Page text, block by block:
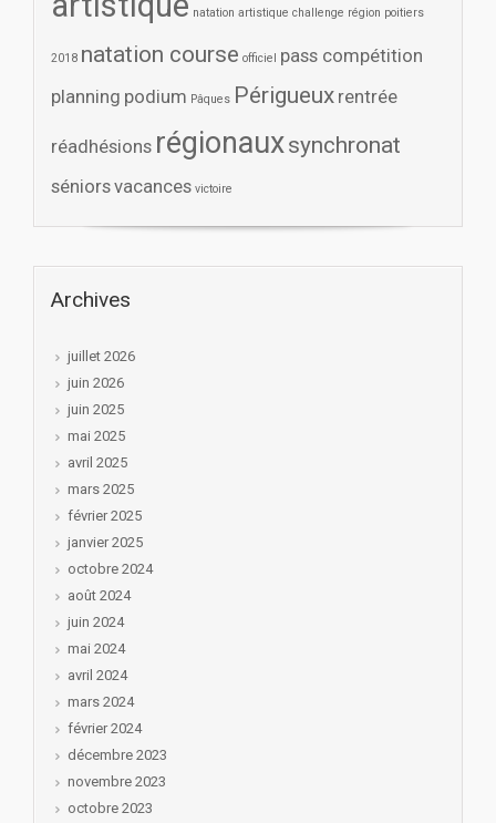
natation artistique challenge région poitiers
2018 natation course officiel pass compétition
planning podium Pâques Périgueux rentrée
réadhésions régionauxsynchronat
séniorsvacances victoire
Archives
juillet 2026
juin 2026
juin 2025
mai 2025
avril 2025
mars 2025
février 2025
janvier 2025
octobre 2024
août 2024
juin 2024
mai 2024
avril 2024
mars 2024
février 2024
décembre 2023
novembre 2023
octobre 2023